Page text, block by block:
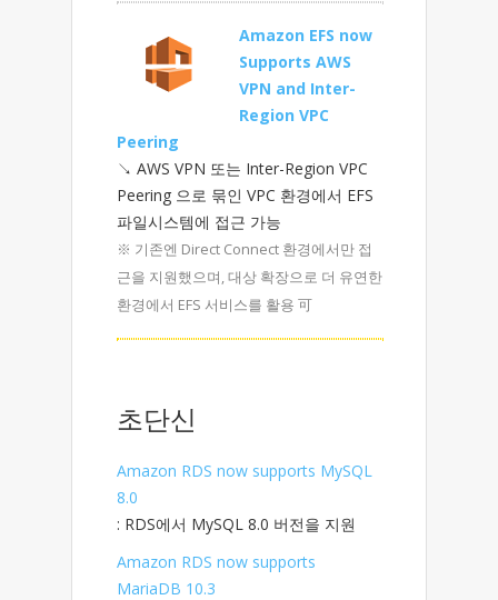
Amazon EFS now
Supports AWS
VPN and Inter-
Region VPC
Peering
↘ AWS VPN 또는 Inter-Region VPC
Peering 으로 묶인 VPC 환경에서 EFS
파일시스템에 접근 가능
※ 기존엔 Direct Connect 환경에서만 접
근을 지원했으며, 대상 확장으로 더 유연한
환경에서 EFS 서비스를 활용 可
초단신
Amazon RDS now supports MySQL
8.0
: RDS에서 MySQL 8.0 버전을 지원
Amazon RDS now supports
MariaDB 10.3